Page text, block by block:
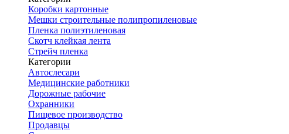
Коробки картонные
Мешки строительные полипропиленовые
Пленка полиэтиленовая
Скотч клейкая лента
Стрейч пленка
Категории
Автослесари
Медицинские работники
Дорожные рабочие
Охранники
Пищевое производство
Продавцы